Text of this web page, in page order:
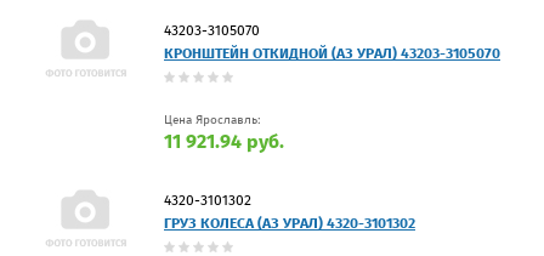
43203-3105070
КРОНШТЕЙН ОТКИДНОЙ (АЗ УРАЛ) 43203-3105070
Цена Ярославль:
11 921.94 руб.
4320-3101302
ГРУЗ КОЛЕСА (АЗ УРАЛ) 4320-3101302